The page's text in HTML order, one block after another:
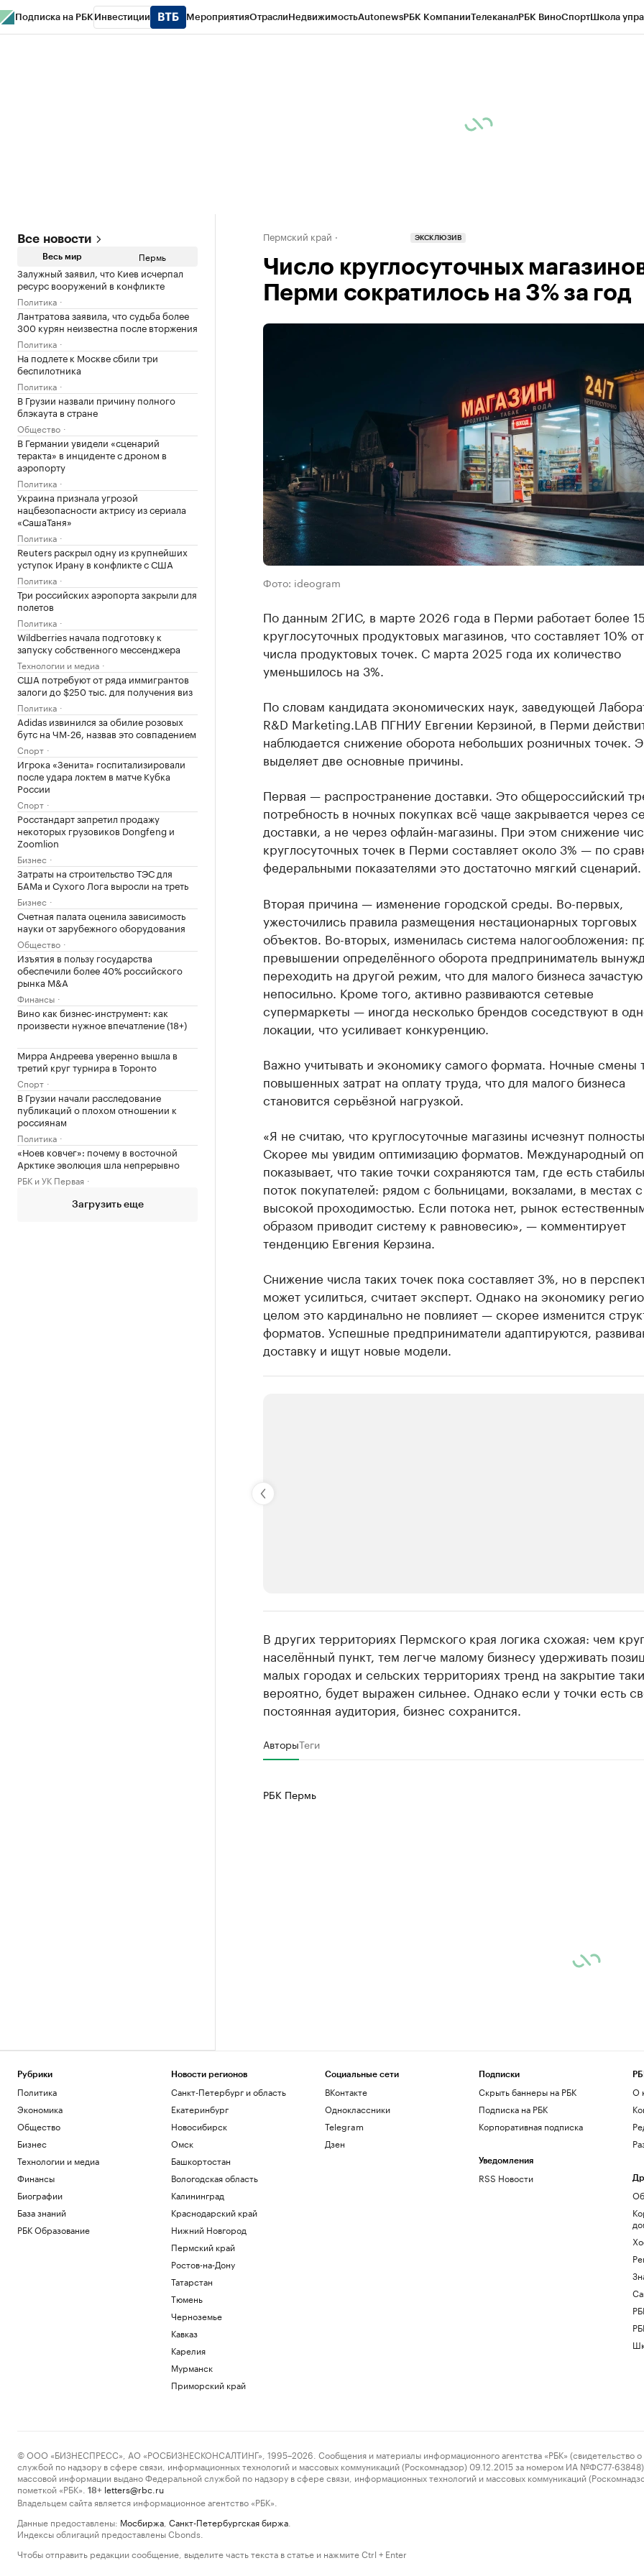
Подписка на РБК Инвестиции МероприятияОтраслиНедвижимостьAutonewsРБК КомпанииТелеканалРБК ВиноСпортШкола
Все новости
Весь мир Пермь
Залужный заявил, что Киев исчерпал
ресурс вооружений в конфликте
Политика
Лантратова заявила, что судьба более
300 курян неизвестна после вторжения
Политика
На подлете к Москве сбили три
беспилотника
Политика
В Грузии назвали причину полного
блэкаута в стране
Общество
В Германии увидели «сценарий
теракта» в инциденте с дроном в
аэропорту
Политика
Украина признала угрозой
нацбезопасности актрису из сериала
«СашаТаня»
Политика
Reuters раскрыл одну из крупнейших
уступок Ирану в конфликте с США
Политика
Три российских аэропорта закрыли для
полетов
Политика
Wildberries начала подготовку к
запуску собственного мессенджера
Технологии и медиа
США потребуют от ряда иммигрантов
залоги до $250 тыс. для получения виз
Политика
Adidas извинился за обилие розовых
бутс на ЧМ-26, назвав это совпадением
Спорт
Игрока «Зенита» госпитализировали
после удара локтем в матче Кубка
России
Спорт
Росстандарт запретил продажу
некоторых грузовиков Dongfeng и
Zoomlion
Бизнес
Затраты на строительство ТЭС для
БАМа и Сухого Лога выросли на треть
Бизнес
Счетная палата оценила зависимость
науки от зарубежного оборудования
Общество
Изъятия в пользу государства
обеспечили более 40% российского
рынка M&A
Финансы
Вино как бизнес-инструмент: как
произвести нужное впечатление (18+)
Мирра Андреева уверенно вышла в
третий круг турнира в Торонто
Спорт
В Грузии начали расследование
публикаций о плохом отношении к
россиянам
Политика
«Ноев ковчег»: почему в восточной
Арктике эволюция шла непрерывно
РБК и УК Первая
Загрузить еще
Пермский край ЭКСКЛЮЗИВ
Число круглосуточных
Перми сократилось на 3% за год
Фото: ideogram
По данным 2ГИС, в марте 2026 года в Перми работает более
круглосуточных продуктовых магазинов, что составляет 10%
числа продуктовых точек. С марта 2025 года их количество
уменьшилось на 3%.
По словам кандидата экономических наук, заведующей
R&D Marketing.LAB ПГНИУ Евгении Керзиной, в Перми
наблюдается снижение оборота небольших розничных точек.
выделяет две основные причины.
Первая — распространение доставки. Это общероссийский
потребность в ночных покупках всё чаще закрывается через
доставки, а не через офлайн-магазины. При этом снижение
круглосуточных точек в Перми составляет около 3% — по
федеральными показателями это достаточно мягкий сценарий.
Вторая причина — изменение городской среды. Во-первых,
ужесточились правила размещения нестационарных торговых
объектов. Во-вторых, изменилась система налогообложения:
превышении определённого оборота предприниматель
переходить на другой режим, что для малого бизнеса зачастую
непосильно. Кроме того, активно развиваются сетевые
супермаркеты — иногда несколько брендов соседствуют в
локации, что усиливает конкуренцию.
Важно учитывать и экономику самого формата. Ночные смены
повышенных затрат на оплату труда, что для малого бизнеса
становится серьёзной нагрузкой.
«Я не считаю, что круглосуточные магазины исчезнут
Скорее мы увидим оптимизацию форматов. Международный
показывает, что такие точки сохраняются там, где есть
поток покупателей: рядом с больницами, вокзалами, в местах с
высокой проходимостью. Если потока нет, рынок
образом приводит систему к равновесию», — комментирует
тенденцию Евгения Керзина.
Снижение числа таких точек пока составляет 3%, но в
может усилиться, считает эксперт. Однако на экономику
целом это кардинально не повлияет — скорее изменится
форматов. Успешные предприниматели адаптируются,
доставку и ищут новые модели.
Крупные организации в нефтегазовой
Найдите и проверьте данные в каталоге
В других территориях Пермского края логика схожая: чем
населённый пункт, тем легче малому бизнесу удерживать
малых городах и сельских территориях тренд на закрытие
вероятно, будет выражен сильнее. Однако если у точки есть
постоянная аудитория, бизнес сохранится.
АвторыТеги
РБК Пермь
Рубрики
Политика
Экономика
Общество
Бизнес
Технологии и медиа
Финансы
Биографии
База знаний
РБК Образование
Новости регионов
Санкт-Петербург и область
Екатеринбург
Новосибирск
Омск
Башкортостан
Вологодская область
Калининград
Краснодарский край
Нижний Новгород
Пермский край
Ростов-на-Дону
Татарстан
Тюмень
Черноземье
Кавказ
Карелия
Мурманск
Приморский край
Социальные сети
ВКонтакте
Одноклассники
Telegram
Дзен
Подписки
Скрыть баннеры на РБК
Подписка на РБК
Корпоративная подписка
Уведомления
RSS Новости
О
© ООО «БИЗНЕСПРЕСС», АО «РОСБИЗНЕСКОНСАЛТИНГ», 1995–2026. Сообщения и материалы информационного агентства «РБК» (свидетельство о
службой по надзору в сфере связи, информационных технологий и массовых коммуникаций (Роскомнадзор) 09.12.2015 за номером ИА №ФС77-63848)
массовой информации выдано Федеральной службой по надзору в сфере связи, информационных технологий и массовых коммуникаций
пометкой «РБК».
18+ letters@rbc.ru
Владельцем сайта является информационное агентство «РБК».
Данные предоставлены: Мосбиржа Санкт-Петербургская биржа
Индексы облигаций предоставлены Cbonds.
Чтобы отправить редакции сообщение, выделите часть текста в статье и нажмите Ctrl + Enter